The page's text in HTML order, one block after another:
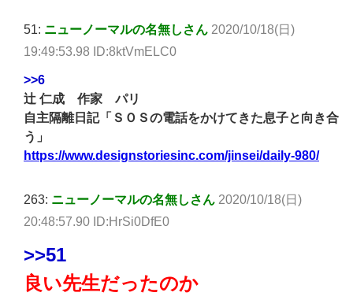
51: ニューノーマルの名無しさん 2020/10/18(日)
19:49:53.98 ID:8ktVmELC0
>>6
辻 仁成 作家 パリ
自主隔離日記「ＳＯＳの電話をかけてきた息子と向き合
う」
https://www.designstoriesinc.com/jinsei/daily-980/
263: ニューノーマルの名無しさん 2020/10/18(日)
20:48:57.90 ID:HrSi0DfE0
>>51
良い先生だったのか